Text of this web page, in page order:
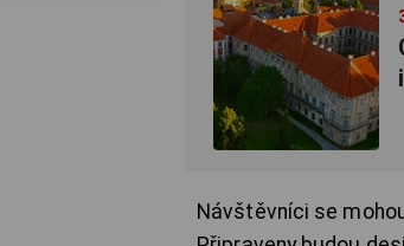
Návštěvníci se